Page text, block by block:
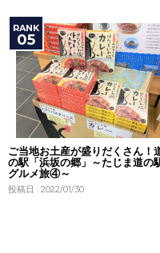
ご当地お土産が盛りだくさん！
の駅「浜坂の郷」～たじま道の
グルメ旅④～
投稿日 : 2022/01/30